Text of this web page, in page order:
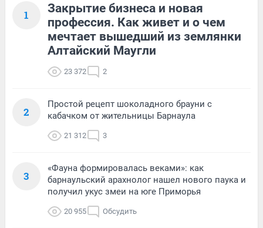
1
Закрытие бизнеса и новая
профессия. Как живет и о чем
мечтает вышедший из землянки
Алтайский Маугли
23 372 2
2
Простой рецепт шоколадного брауни с
кабачком от жительницы Барнаула
21 312 3
3
«Фауна формировалась веками»: как
барнаульский арахнолог нашел нового паука и
получил укус змеи на юге Приморья
20 955 Обсудить